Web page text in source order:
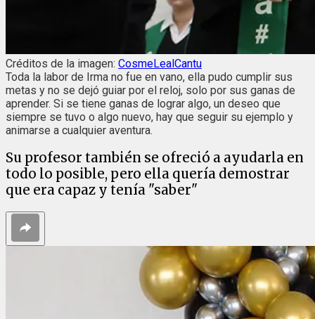
Créditos de la imagen: CosmeLealCantu
Toda la labor de Irma no fue en vano, ella pudo cumplir sus
metas y no se dejó guiar por el reloj, solo por sus ganas de
aprender. Si se tiene ganas de lograr algo, un deseo que
siempre se tuvo o algo nuevo, hay que seguir su ejemplo y
animarse a cualquier aventura.
Su profesor también se ofreció a ayudarla en
todo lo posible, pero ella quería demostrar
que era capaz y tenía "saber"